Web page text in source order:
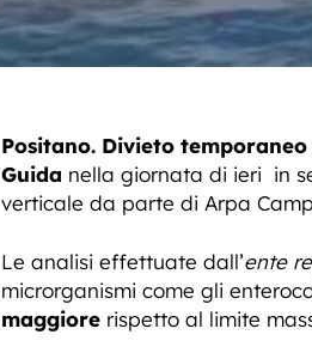
Positano. Divieto
Guida nella giornata di ieri in
verticale da parte di Arpa
Le analisi effettuate dall’ente
microrganismi come gli
maggiore rispetto al limite